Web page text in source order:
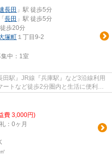
長田 」駅 徒歩5分
「 長田 」駅 徒歩5分
徒歩20分
塚町 １丁目9-2
中： 1室
駅』JR線『兵庫駅』など3沿線利用
トなど徒歩2分圏内と生活に便利な
費 3,000円)
：0ヶ月